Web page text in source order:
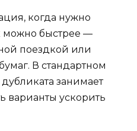
когда нужно
можно быстрее —
поездкой или
В стандартном
занимает
варианты ускорить